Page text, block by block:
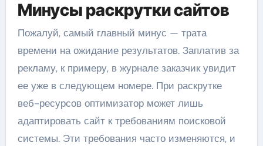
Минусы раскрутки сайтов
Пожалуй, самый главный минус — трата
времени на ожидание результатов. Заплатив за
рекламу, к примеру, в журнале заказчик увидит
ее уже в следующем номере. При раскрутке
веб-ресурсов оптимизатор может лишь
адаптировать сайт к требованиям поисковой
системы. Эти требования часто изменяются, и